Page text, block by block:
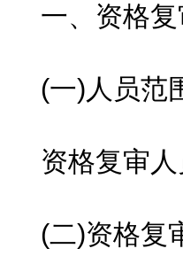
一、资格复
(一)人员范
资格复审人
(二)资格复